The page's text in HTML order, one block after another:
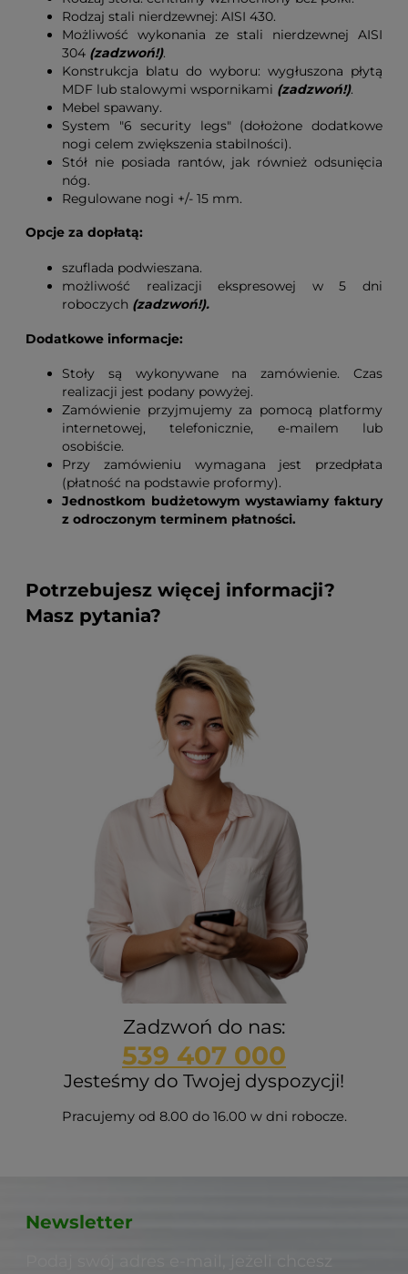
Rodzaj stali nierdzewnej: AISI 430.
Możliwość wykonania ze stali nierdzewnej AISI
304 (zadzwoń!).
Konstrukcja blatu do wyboru: wygłuszona płytą
MDF lub stalowymi wspornikami (zadzwoń!).
Mebel spawany.
System "6 security legs" (dołożone dodatkowe
nogi celem zwiększenia stabilności).
Stół nie posiada rantów, jak również odsunięcia
nóg.
Regulowane nogi +/- 15 mm.
Opcje za dopłatą:
szuflada podwieszana.
możliwość realizacji ekspresowej w 5 dni
roboczych (zadzwoń!).
Dodatkowe informacje:
Stoły są wykonywane na zamówienie. Czas
realizacji jest podany powyżej.
Zamówienie przyjmujemy za pomocą platformy
internetowej, telefonicznie, e-mailem lub
osobiście.
Przy zamówieniu wymagana jest przedpłata
(płatność na podstawie proformy).
Jednostkom budżetowym wystawiamy faktury
z odroczonym terminem płatności.
Potrzebujesz więcej informacji?
Masz pytania?
Zadzwoń do nas:
539 407 000
Jesteśmy do Twojej dyspozycji!
Pracujemy od 8.00 do 16.00 w dni robocze.
Newsletter